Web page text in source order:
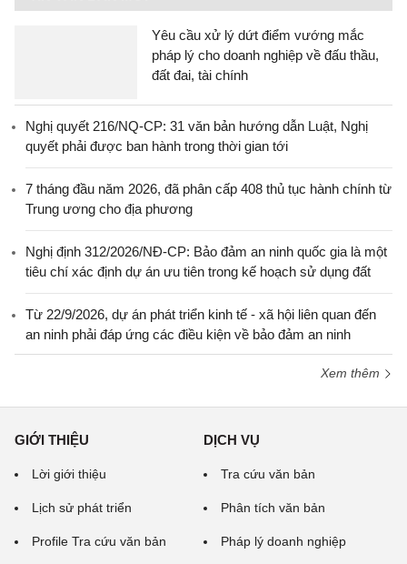
Yêu cầu xử lý dứt điểm vướng mắc
pháp lý cho doanh nghiệp về đấu thầu,
đất đai, tài chính
Nghị quyết 216/NQ-CP: 31 văn bản hướng dẫn Luật, Nghị
quyết phải được ban hành trong thời gian tới
7 tháng đầu năm 2026, đã phân cấp 408 thủ tục hành chính từ
Trung ương cho địa phương
Nghị định 312/2026/NĐ-CP: Bảo đảm an ninh quốc gia là một
tiêu chí xác định dự án ưu tiên trong kế hoạch sử dụng đất
Từ 22/9/2026, dự án phát triển kinh tế - xã hội liên quan đến
an ninh phải đáp ứng các điều kiện về bảo đảm an ninh
Xem thêm
GIỚI THIỆU
Lời giới thiệu
Lịch sử phát triển
Profile Tra cứu văn bản
DỊCH VỤ
Tra cứu văn bản
Phân tích văn bản
Pháp lý doanh nghiệp